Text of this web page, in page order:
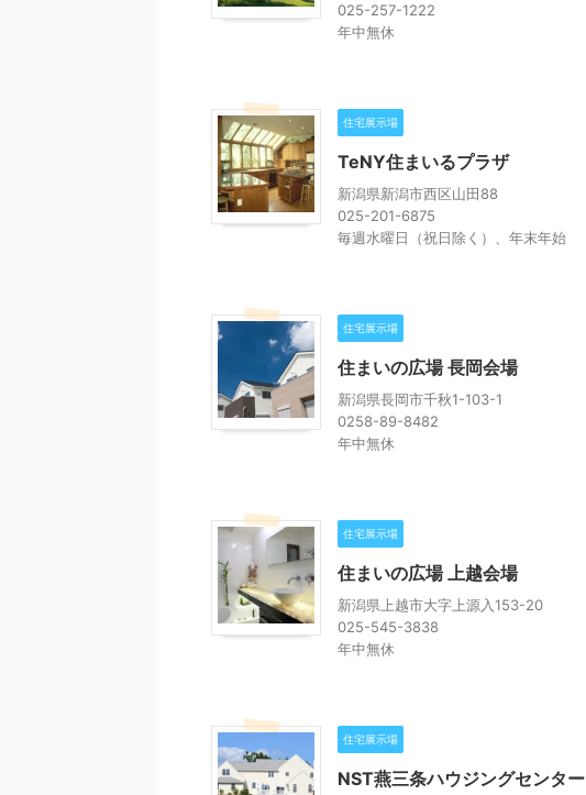
025-257-1222
年中無休
住宅展示場
TeNY住まいるプラザ
新潟県新潟市西区山田88
025-201-6875
毎週水曜日（祝日除く）、年末年始
住宅展示場
住まいの広場 長岡会場
新潟県長岡市千秋1-103-1
0258-89-8482
年中無休
住宅展示場
住まいの広場 上越会場
新潟県上越市大字上源入153-20
025-545-3838
年中無休
住宅展示場
NST燕三条ハウジングセンター